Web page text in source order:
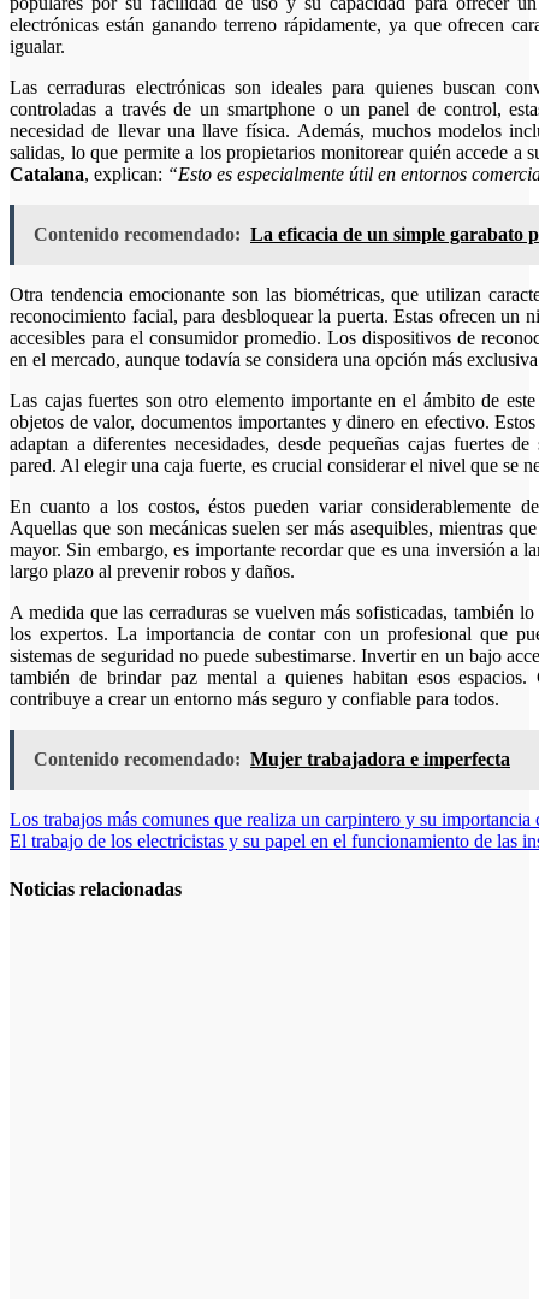
electrónicas están ganando terreno rápidamente, ya que ofrecen
igualar.
Las cerraduras electrónicas son ideales para quienes buscan
controladas a través de un smartphone o un panel de control,
necesidad de llevar una llave física. Además, muchos modelos
salidas, lo que permite a los propietarios monitorear quién accede a
Catalana, explican: “Esto es especialmente útil en entornos
Contenido recomendado: La eficacia de un simple garabato
Otra tendencia emocionante son las biométricas, que utilizan
reconocimiento facial, para desbloquear la puerta. Estas ofrecen un
accesibles para el consumidor promedio. Los dispositivos de
en el mercado, aunque todavía se considera una opción más
Las cajas fuertes son otro elemento importante en el ámbito de
objetos de valor, documentos importantes y dinero en efectivo.
adaptan a diferentes necesidades, desde pequeñas cajas fuertes
pared. Al elegir una caja fuerte, es crucial considerar el nivel que se
En cuanto a los costos, éstos pueden variar considerablemente
Aquellas que son mecánicas suelen ser más asequibles, mientras
mayor. Sin embargo, es importante recordar que es una inversión a
largo plazo al prevenir robos y daños.
A medida que las cerraduras se vuelven más sofisticadas, también
los expertos. La importancia de contar con un profesional que
sistemas de seguridad no puede subestimarse. Invertir en un bajo
también de brindar paz mental a quienes habitan esos
contribuye a crear un entorno más seguro y confiable para todos.
Contenido recomendado: Mujer trabajadora e imperfecta
Navegación
de
entradas
Los trabajos más comunes que realiza un carpintero y su importancia
El trabajo de los electricistas y su papel en el funcionamiento de las
Noticias relacionadas